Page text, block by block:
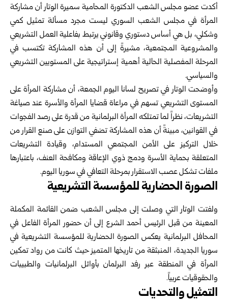
أكدت عضو مجلس الشعب الدكتورة المحامية سميرة الوتار أن مشاركة
المرأة في مجلس الشعب السوري ليست مجرد مسألة تمثيل كمي
وشكلي، بل هي أساس دستوري وقانوني يرتبط بفاعلية العمل التشريعي
والمشروعية المجتمعية، مشيرةً إلى أن هذه المشاركة تكتسب في
المرحلة المفصلية الحالية أهمية إستراتيجية على المستويين التشريعي
والسياسي.
وأوضحت الوتار في تصريح لسانا اليوم الجمعة، أن مشاركة المرأة على
المستوى التشريعي تسهم في مراعاة قضايا المرأة والأسرة عند صياغة
التشريعات، نظراً لما تمتلكه المرأة البرلمانية من قدرة على رصد الفجوات
في القوانين، مبينةً أن هذه المشاركة تضفي التوازن على صنع القرار من
خلال التركيز على الأمن المجتمعي المستدام، وقيادة التشريعات
المتعلقة بحماية الأسرة ودمج ذوي الإعاقة ومكافحة العنف، باعتبارها
ملفات تشكل عصب الاستقرار بمرحلة التعافي في سوريا اليوم.
الصورة الحضارية للمؤسسة التشريعية
ولفتت الوتار التي وصلت إلى مجلس الشعب ضمن القائمة المكملة
المعينة من قبل الرئيس أحمد الشرع إلى أن حضور المرأة الفاعل في
المحافل البرلمانية يعكس الصورة الحضارية للمؤسسة التشريعية في
سوريا الجديدة، المنبثقة من تاريخها المتميز حيث كانت من رواد تمكين
المرأة في المنطقة عبر رفد البرلمان بأوائل البرلمانيات والطبيبات
والحقوقيات عربياً.
التمثيل والتحديات